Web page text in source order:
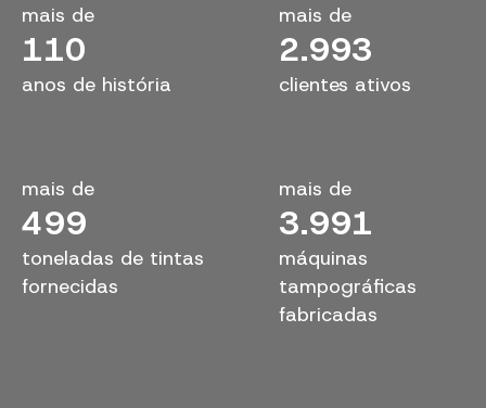
mais de
110
anos de história
mais de
3.000
clientes ativos
mais de
500
toneladas de tintas
fornecidas
mais de
4.000
máquinas
tampográficas
fabricadas